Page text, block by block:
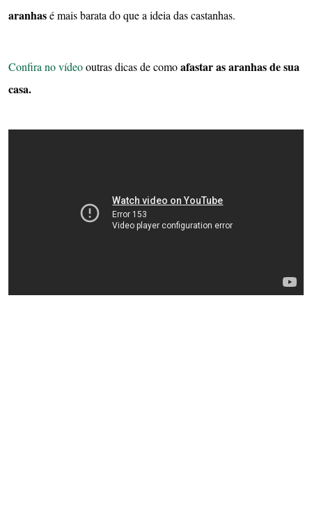
aranhasé mais barata do que a ideia das castanhas.
Confira no vídeooutras dicas de comoafastar as aranhas de sua
casa.